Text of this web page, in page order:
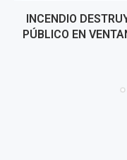
INCENDIO
PÚBLICO EN